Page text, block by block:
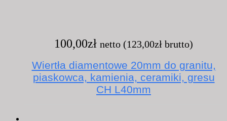
100,00zł netto (123,00zł brutto)
Wiertła diamentowe 20mm do granitu,
piaskowca, kamienia, ceramiki, gresu
CH L40mm